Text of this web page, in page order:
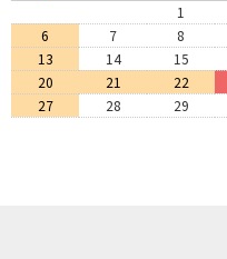
1
6
7 8
13
14 15
20
21 22
27
28 29